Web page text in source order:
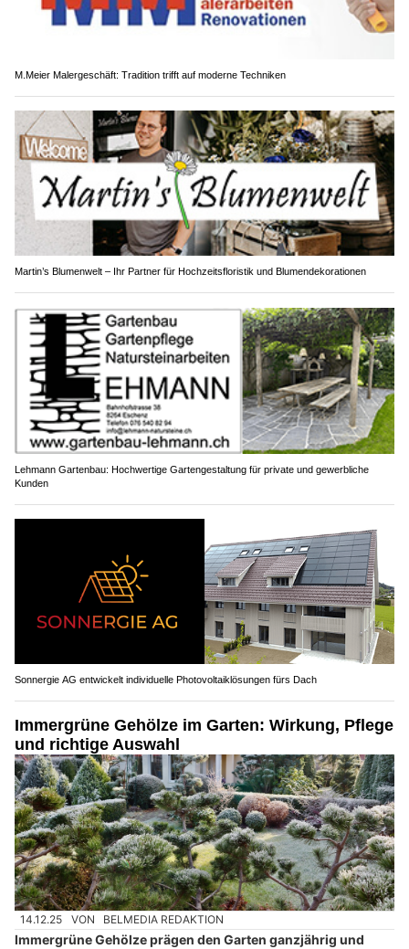
M.Meier Malergeschäft: Tradition trifft auf moderne Techniken
Martin’s Blumenwelt – Ihr Partner für Hochzeitsfloristik und Blumendekorationen
Lehmann Gartenbau: Hochwertige Gartengestaltung für private und gewerbliche
Kunden
Sonnergie AG entwickelt individuelle Photovoltaiklösungen fürs Dach
Immergrüne Gehölze im Garten: Wirkung, Pflege
und richtige Auswahl
14.12.25 VON BELMEDIA REDAKTION
Immergrüne Gehölze prägen den Garten ganzjährig und